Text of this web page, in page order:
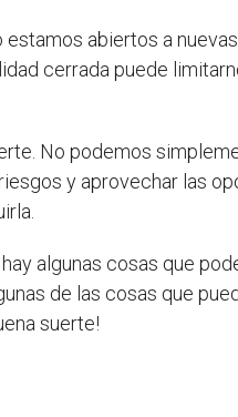
estamos abiertos a
cerrada puede
No podemos
y aprovechar las
algunas cosas que
de las cosas que
suerte!